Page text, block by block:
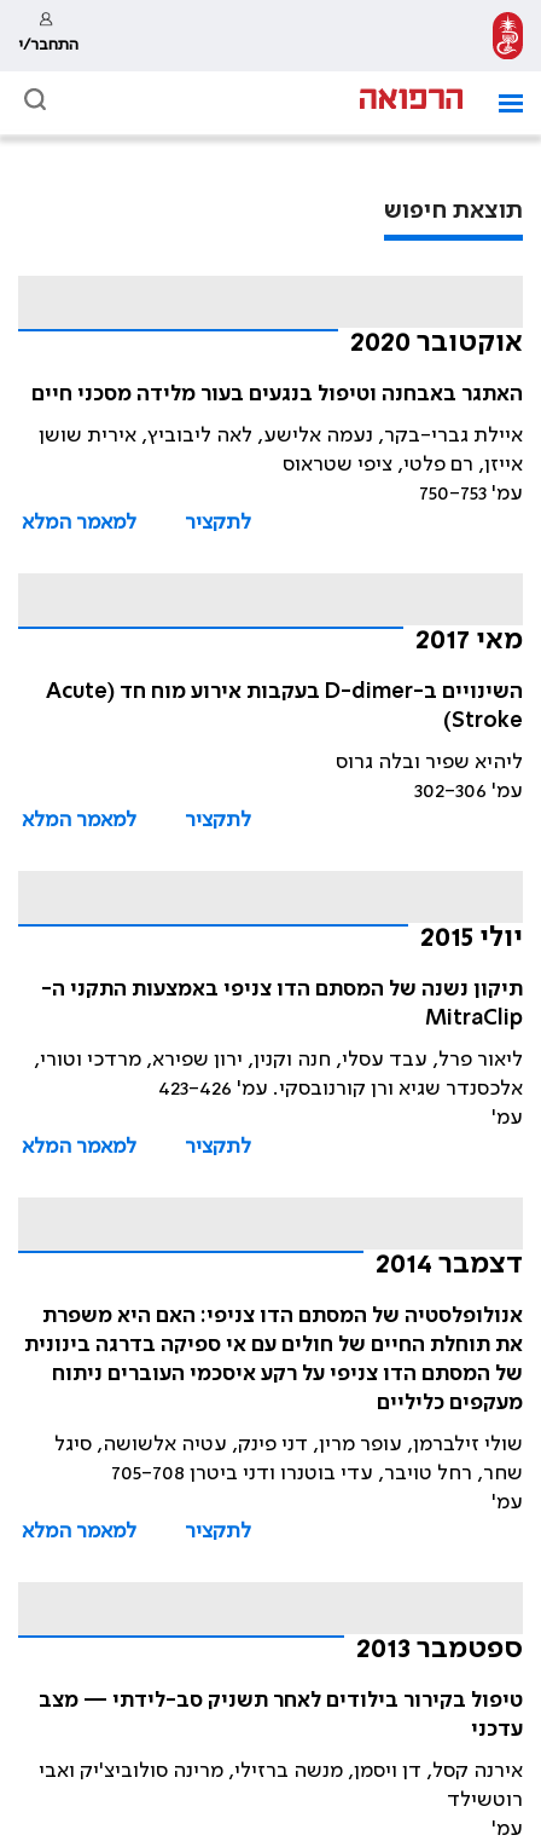
התחבר/י
תוצאת חיפוש
אוקטובר 2020
האתגר באבחנה וטיפול בנגעים בעור מלידה מסכני חיים
איילת גברי-בקר, נעמה אלישע, לאה ליבוביץ, אירית שושן
אייזן, רם פלטי, ציפי שטראוס
עמ' 750-753
לתקציר
למאמר המלא
מאי 2017
השינויים ב-D-dimer בעקבות אירוע מוח חד (Acute
Stroke)
ליהיא שפיר ובלה גרוס
עמ' 302-306
לתקציר
למאמר המלא
יולי 2015
תיקון נשנה של המסתם הדו צניפי באמצעות התקני ה-
MitraClip
ליאור פרל, עבד עסלי, חנה וקנין, ירון שפירא, מרדכי וטורי,
אלכסנדר שגיא ורן קורנובסקי. עמ' 423-426
עמ'
לתקציר
למאמר המלא
דצמבר 2014
אנולופלסטיה של המסתם הדו צניפי: האם היא משפרת
את תוחלת החיים של חולים עם אי ספיקה בדרגה בינונית
של המסתם הדו צניפי על רקע איסכמי העוברים ניתוח
מעקפים כליליים
שולי זילברמן, עופר מרין, דני פינק, עטיה אלשושה, סיגל
שחר, רחל טויבר, עדי בוטנרו ודני ביטרן 705-708
עמ'
לתקציר
למאמר המלא
ספטמבר 2013
טיפול בקירור בילודים לאחר תשניק סב-לידתי — מצב
עדכני
אירנה קסל, דן ויסמן, מנשה ברזילי, מרינה סולוביצ'יק ואבי
רוטשילד
עמ'